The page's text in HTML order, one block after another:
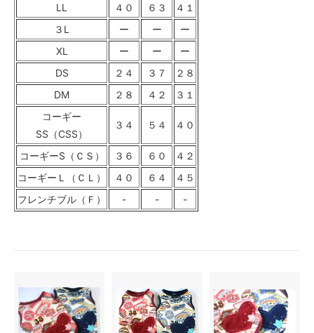
LL
４０ ６３
４１
３L
ー ー
ー
XL
ー ー
ー
DS
２４ ３７
２８
DM
２８ ４２
３１
コーギー
SS（CSS）
３４ ５４ ４０
コーギーS（ＣＳ） ３６ ６０
４２
コーギーＬ（ＣＬ）
４０ ６４
４５
フレンチブル（Ｆ）
- - -